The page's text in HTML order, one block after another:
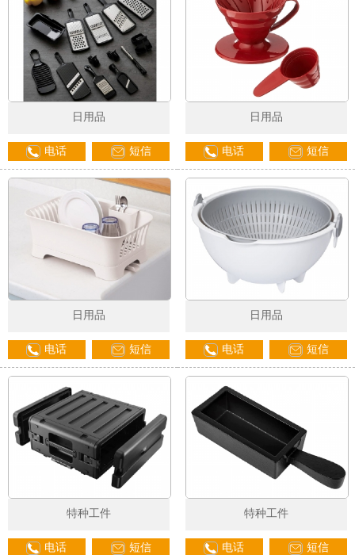
日用品
电话 短信
日用品
电话 短信
日用品
电话 短信
日用品
电话 短信
特种工件
电话 短信
特种工件
电话 短信